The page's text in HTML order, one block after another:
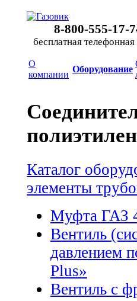
8-800-555-17-
бесплатная
О
компании
Оборудование
Каталог
элементы
Mуфта ГАЗ
Вентиль
давлением
Plus»
Вентиль с